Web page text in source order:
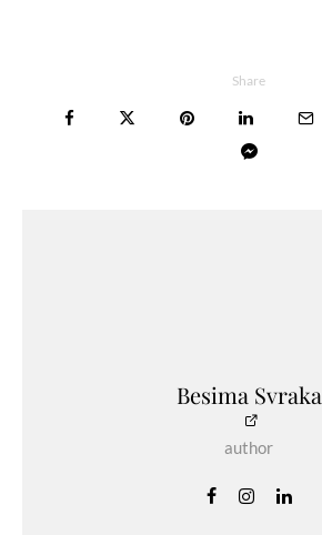
Share
Besima Svraka
author